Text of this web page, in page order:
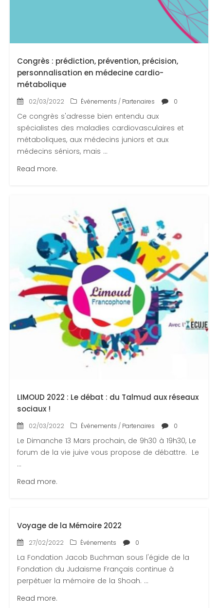
Congrès 2020
Congrès : prédiction, prévention, précision,
personnalisation en médecine cardio-
métabolique
02/03/2022 Événements / Partenaires 0
Ce congrès s'adresse bien entendu aux
spécialistes des maladies cardiovasculaires et
métaboliques, aux médecins juniors et aux
médecins séniors, mais ...
Read more.
LIMOUD 2022 : Le débat : du Talmud aux réseaux
sociaux !
02/03/2022 Événements / Partenaires 0
Le Dimanche 13 Mars prochain, de 9h30 à 19h30, Le
forum de la vie juive vous propose de débattre. Le
...
Read more.
Voyage de la Mémoire 2022
27/02/2022 Événements 0
La Fondation Jacob Buchman sous l'égide de la
Fondation du Judaisme Français continue à
perpétuer la mémoire de la Shoah. ...
Read more.